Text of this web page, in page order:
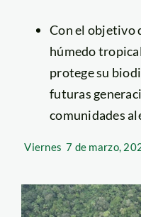
Con el objetivo
húmedo
protege su
futuras
comunidades
Viernes 7 de marzo,